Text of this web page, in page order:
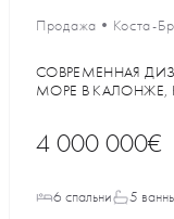
Продажа • Коста-
СОВРЕМЕННАЯ
МОРЕ В КАЛОНЖЕ,
4 000 000€
6 спальни 5